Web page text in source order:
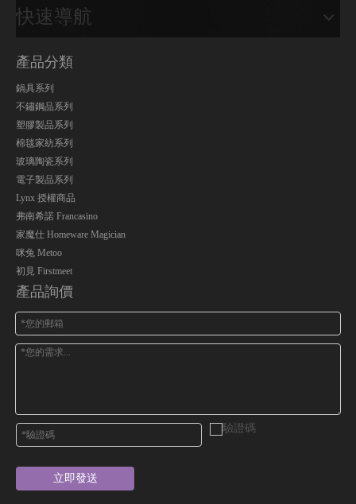
快速導航
產品分類
鍋具系列
不鏽鋼品系列
塑膠製品系列
棉毯家紡系列
玻璃陶瓷系列
電子製品系列
Lynx 授權商品
弗南希諾 Francasino
家魔仕 Homeware Magician
咪兔 Metoo
初見 Firstmeet
產品詢價
立即發送